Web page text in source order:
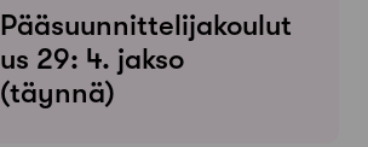
Pääsuunnittelijakoulut
us 29: 4. jakso
(täynnä)